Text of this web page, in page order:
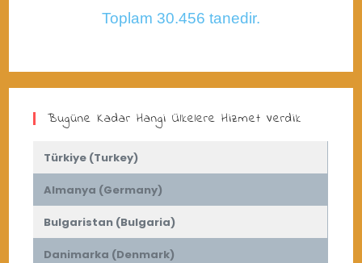
Toplam 30.456 tanedir.
Bugüne Kadar Hangi Ülkelere Hizmet Verdik
Türkiye (Turkey)
Almanya (Germany)
Bulgaristan (Bulgaria)
Danimarka (Denmark)